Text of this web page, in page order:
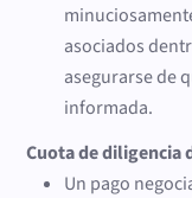
asociados
asegurarse de
informada.
Cuota de diligencia
Un pago